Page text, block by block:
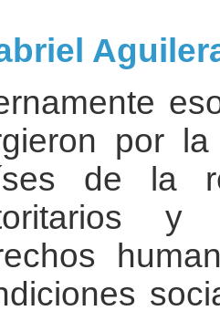
por
de la
y